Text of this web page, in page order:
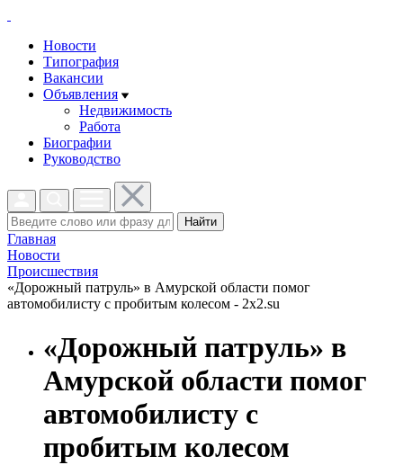
Новости
Типография
Вакансии
Объявления
Недвижимость
Работа
Биографии
Руководство
Найти
Главная
Новости
Проиcшествия
«Дорожный патруль» в Амурской области помог
автомобилисту с пробитым колесом - 2x2.su
«Дорожный патруль» в
Амурской области помог
автомобилисту с
пробитым колесом